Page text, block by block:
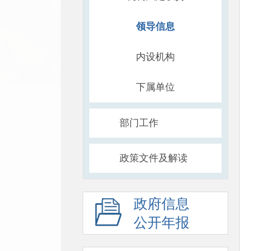
领导信息
内设机构
下属单位
部门工作
政策文件及解读
政府信息
公开年报